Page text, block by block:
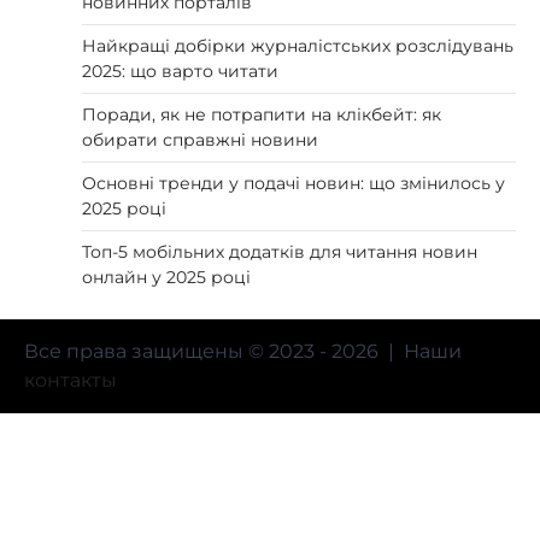
Найкращі добірки журналістських розслідувань
2025: що варто читати
Поради, як не потрапити на клікбейт: як
обирати справжні новини
Основні тренди у подачі новин: що змінилось у
2025 році
Топ-5 мобільних додатків для читання новин
онлайн у 2025 році
Все права защищены © 2023 - 2026 | Наши
контакты